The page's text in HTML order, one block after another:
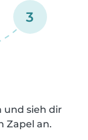
3
und sieh dir
Zapel an.